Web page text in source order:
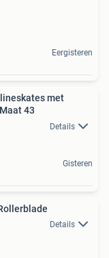
Eergisteren
met
43
Details
Gisteren
Details